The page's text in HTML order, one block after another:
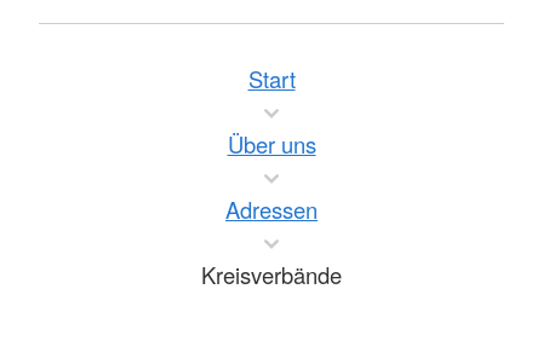
Start
Über uns
Adressen
Kreisverbände